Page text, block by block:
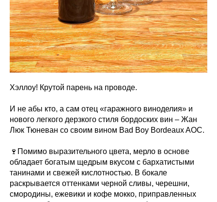
Хэллоу! Крутой парень на проводе.
И не абы кто, а сам отец «гаражного виноделия» и
нового легкого дерзкого стиля бордоских вин – Жан
Люк Тюневан со своим вином Bad Boy Bordeaux AOC.
🍷Помимо выразительного цвета, мерло в основе
обладает богатым щедрым вкусом с бархатистыми
танинами и свежей кислотностью. В бокале
раскрывается оттенками черной сливы, черешни,
смородины, ежевики и кофе мокко, приправленных